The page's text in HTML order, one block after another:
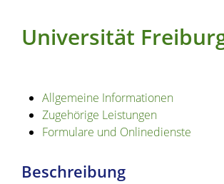
Universität
Allgemeine Informationen
Zugehörige Leistungen
Formulare und Onlinedienste
Beschreibung